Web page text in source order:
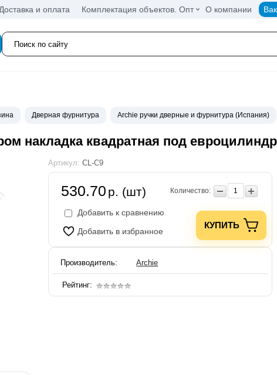
Доставка и оплата Комплектация объектов. Опт О компании
Дверная фурнитура Archie ручки дверные и фурнитура (Испания)
накладка квадратная под евроцилиндр
Артикул: CL-C9
530.70 р. (шт) Количество:
Добавить к сравнению
Добавить в избранное
КУПИТЬ
Производитель: Archie
Рейтинг: